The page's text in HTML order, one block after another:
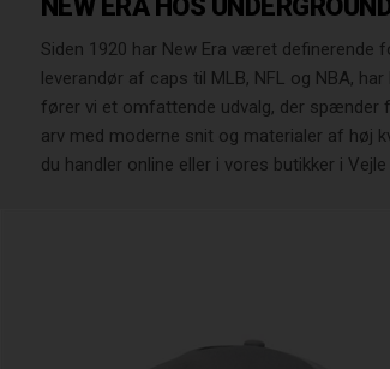
NEW ERA HOS
Siden 1920 har New Era været definerende
leverandør af caps til MLB, NFL og NBA,
fører vi et omfattende udvalg, der spænder
arv med moderne snit og materialer af høj
du handler online eller i vores butikker i